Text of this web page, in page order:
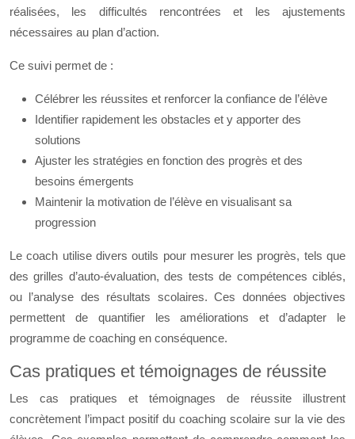
réalisées, les difficultés rencontrées et les ajustements
nécessaires au plan d’action.
Ce suivi permet de :
Célébrer les réussites et renforcer la confiance de l’élève
Identifier rapidement les obstacles et y apporter des
solutions
Ajuster les stratégies en fonction des progrès et des
besoins émergents
Maintenir la motivation de l’élève en visualisant sa
progression
Le coach utilise divers outils pour mesurer les progrès, tels que
des grilles d’auto-évaluation, des tests de compétences ciblés,
ou l’analyse des résultats scolaires. Ces données objectives
permettent de quantifier les améliorations et d’adapter le
programme de coaching en conséquence.
Cas pratiques et témoignages de réussite
Les cas pratiques et témoignages de réussite illustrent
concrètement l’impact positif du coaching scolaire sur la vie des